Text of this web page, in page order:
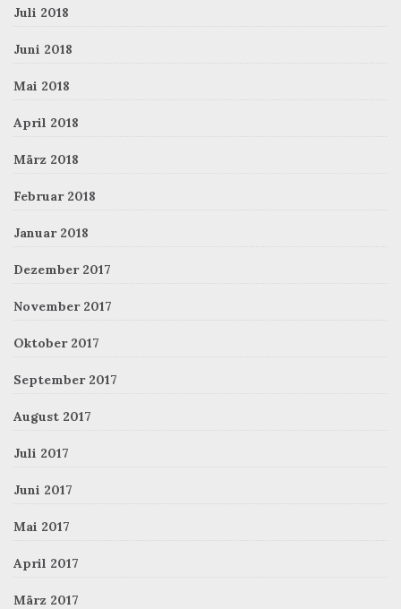
Juli 2018
Juni 2018
Mai 2018
April 2018
März 2018
Februar 2018
Januar 2018
Dezember 2017
November 2017
Oktober 2017
September 2017
August 2017
Juli 2017
Juni 2017
Mai 2017
April 2017
März 2017